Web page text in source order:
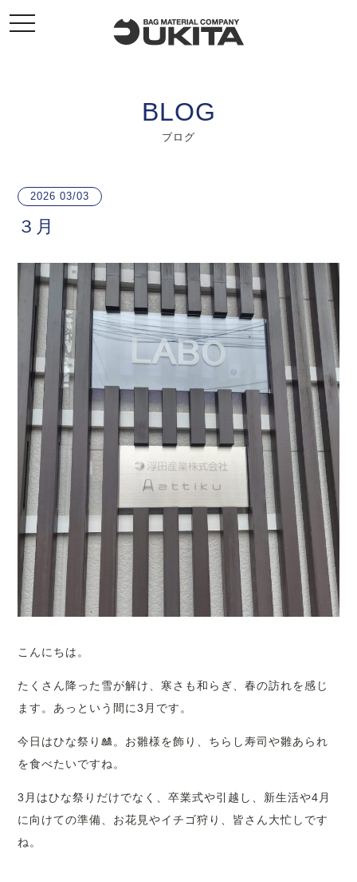
toggle
navigation
BLOG
ブログ
2026 03/03
３月
こんにちは。
たくさん降った雪が解け、寒さも和らぎ、春の訪れを感じ
ます。あっという間に3月です。
今日はひな祭り🎎。お雛様を飾り、ちらし寿司や雛あられ
を食べたいですね。
3月はひな祭りだけでなく、卒業式や引越し、新生活や4月
に向けての準備、お花見やイチゴ狩り、皆さん大忙しです
ね。